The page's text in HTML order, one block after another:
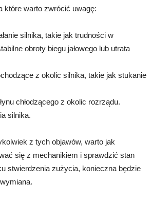
które warto zwrócić uwagę:
silnika, takie jak trudności w
obroty biegu jałowego lub utrata
z okolic silnika, takie jak stukanie
chłodzącego z okolic rozrządu.
silnika.
z tych objawów, warto jak
się z mechanikiem i sprawdzić stan
stwierdzenia zużycia, konieczna będzie